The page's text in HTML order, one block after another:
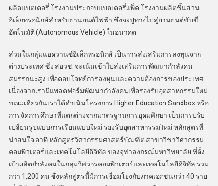
ผลิตแบตเตอรี่ โรงงานประกอบแบตเตอรี่แพ็ค โรงงานผลิตชิ้นส่วน
อิเล็กทรอนิกส์สำหรับยานยนต์ไฟฟ้า ซึ่งจะปูทางไปสู่ยานยนต์ขับขี่
อัตโนมัติ (Autonomous Vehicle) ในอนาคต
ส่วนในกลุ่มแอดวานซ์อิเล็กทรอนิกส์ เป็นการส่งเสริมการลงทุนจาก
ต่างประเทศ ซึ่ง สอวช. จะเน้นเข้าไปส่งเสริมการพัฒนากำลังคน
สมรรถนะสูง เพื่อตอบโจทย์การลงทุนและความต้องการของประเทศ
เนื่องจากเรามีแพลตฟอร์มพัฒนากำลังคนเพื่อรองรับอุตสาหกรรมใหม่
ขณะเดียวกันเราได้ดำเนินโครงการ Higher Education Sandbox หรือ
การจัดการศึกษาที่แตกต่างจากมาตรฐานการอุดมศึกษา เป็นการปรับ
เปลี่ยนรูปแบบการเรียนแบบใหม่ รองรับอุตสาหกรรมใหม่ หลักสูตรที่
น่าสนใจ อาทิ หลักสูตรวิศวกรรมศาสตร์บัณฑิต สาขาวิชาวิศวกรรม
คอมพิวเตอร์และเทคโนโลยีดิจิทัล ของจุฬาลงกรณ์มหาวิทยาลัย ที่ตั้ง
เป้าผลิตกำลังคนในกลุ่มวิศวกรคอมพิวเตอร์และเทคโนโลยีดิจิทัล รวม
กว่า 1,200 คน ซึ่งหลักสูตรนี้มีการเชื่อมโยงกับภาคเอกชนกว่า 40 ราย